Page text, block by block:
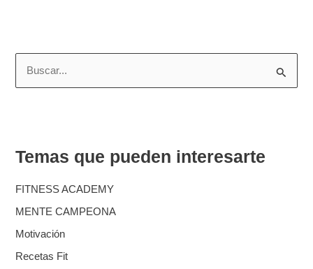
a
p
o
r
:
Temas que pueden interesarte
FITNESS ACADEMY
MENTE CAMPEONA
Motivación
Recetas Fit